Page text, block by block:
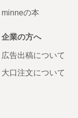
minneの本
企業の方へ
広告出稿について
大口注文について